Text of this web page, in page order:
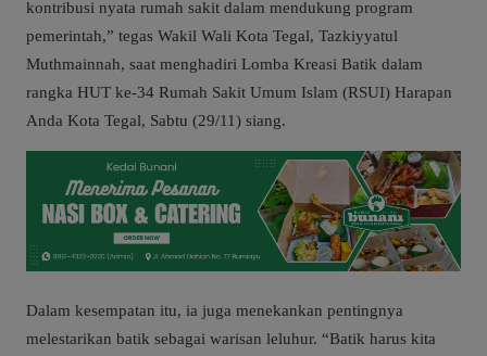
kontribusi nyata rumah sakit dalam mendukung program
pemerintah,” tegas Wakil Wali Kota Tegal, Tazkiyyatul
Muthmainnah, saat menghadiri Lomba Kreasi Batik dalam
rangka HUT ke-34 Rumah Sakit Umum Islam (RSUI) Harapan
Anda Kota Tegal, Sabtu (29/11) siang.
Dalam kesempatan itu, ia juga menekankan pentingnya
melestarikan batik sebagai warisan leluhur. “Batik harus kita